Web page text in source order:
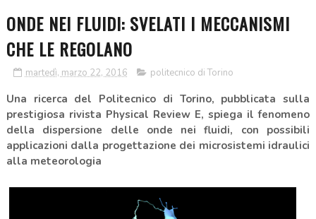
ONDE NEI FLUIDI: SVELATI I MECCANISMI
CHE LE REGOLANO
martedì, marzo 22, 2016 politecnico di Torino
Una ricerca del Politecnico di Torino, pubblicata sulla
prestigiosa rivista Physical Review E, spiega il fenomeno
della dispersione delle onde nei fluidi, con possibili
applicazioni dalla progettazione dei microsistemi idraulici
alla meteorologia